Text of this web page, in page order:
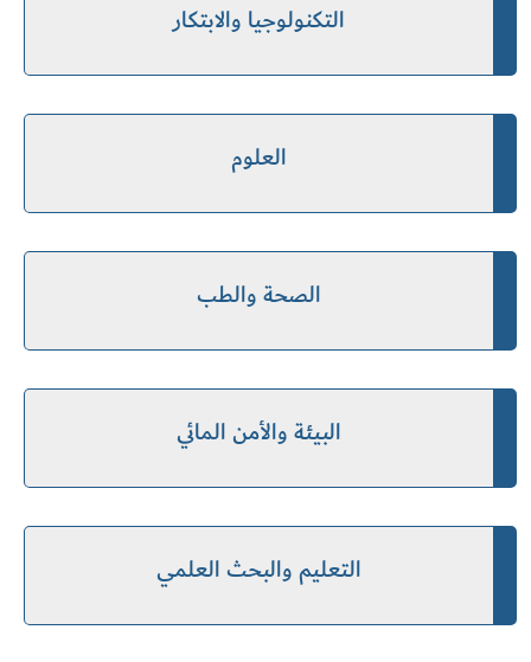
التكنولوجيا والابتكار
العلوم
الصحة والطب
البيئة والأمن المائي
التعليم والبحث العلمي